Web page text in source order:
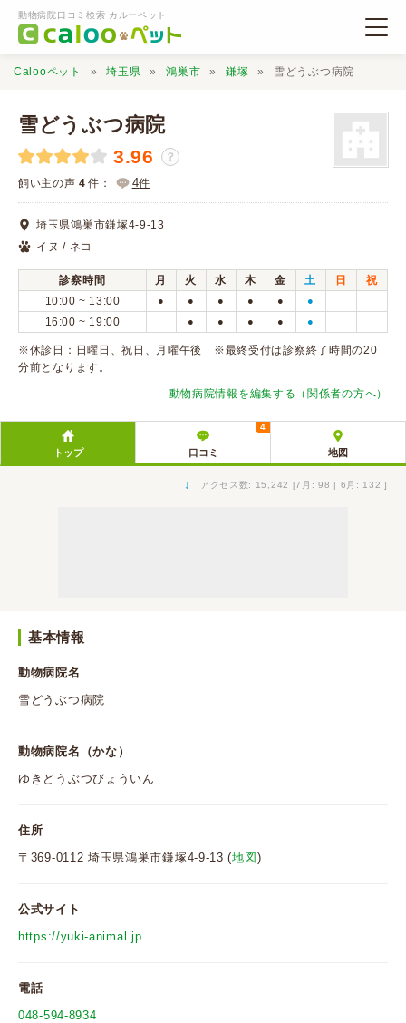
動物病院口コミ検索 カルーペット
動物病院検索
口コミ検索
Calooペットとは？
口コミ投稿
Calooペット 埼玉県 鴻巣市 鎌塚 雪どうぶつ病院
雪どうぶつ病院
3.96 ？
飼い主の声 4 件： 4件
埼玉県鴻巣市鎌塚4-9-13
イヌ / ネコ
診察時間 月 火 水 木 金 土 日
祝
10:00 ~ 13:00
● ● ● ● ● ●
16:00 ~ 19:00 ● ● ● ● ●
※休診日：日曜日、祝日、月曜午後 ※最終受付は診察終了時間の20
分前となります。
動物病院情報を編集する（関係者の方へ）
トップ 口コミ
4
地図
↓ アクセス数: 15,242 [7月: 98 | 6月: 132 ]
基本情報
動物病院名
雪どうぶつ病院
動物病院名（かな）
ゆきどうぶつびょういん
住所
〒369-0112 埼玉県鴻巣市鎌塚4-9-13 (地図 )
公式サイト
https://yuki-animal.jp
電話
048-594-8934